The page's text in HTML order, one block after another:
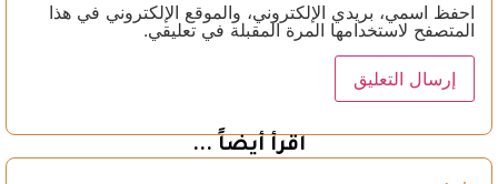
احفظ اسمي، بريدي الإلكتروني، والموقع الإلكتروني في هذا
المتصفح لاستخدامها المرة المقبلة في تعليقي.
اقرأ أيضاً ...